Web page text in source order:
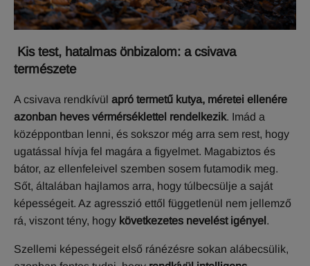
Kis test, hatalmas önbizalom: a csivava
természete
A csivava rendkívül apró termetű kutya, méretei ellenére
azonban heves vérmérséklettel rendelkezik. Imád a
középpontban lenni, és sokszor még arra sem rest, hogy
ugatással hívja fel magára a figyelmet. Magabiztos és
bátor, az ellenfeleivel szemben sosem futamodik meg.
Sőt, általában hajlamos arra, hogy túlbecsülje a saját
képességeit. Az agresszió ettől függetlenül nem jellemző
rá, viszont tény, hogy következetes nevelést igényel .
Szellemi képességeit első ránézésre sokan alábecsülik,